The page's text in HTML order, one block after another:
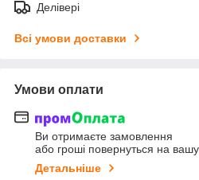
Делівері
Всі умови доставки
Умови оплати
Ви отримаєте замовлення
або гроші повернуться на вашу
Детальніше